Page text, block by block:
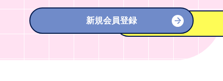
新規会員登録